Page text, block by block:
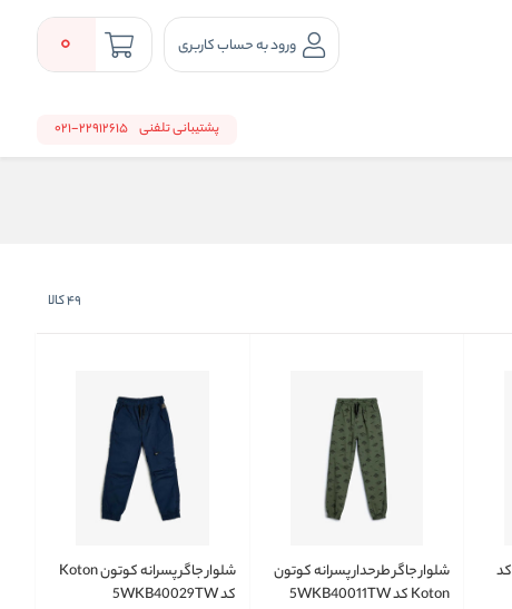
ورود به حساب کاربری 0
پشتیبانی تلفنی 22912615-021
49کالا
شلوار پسرانه کوتون Koton کد
شلوار جاگر طرحدار پسرانه کوتون
Koton کد 5WKB40011TW
شلوار جاگر پسرانه کوتون Koton
کد 5WKB40029TW